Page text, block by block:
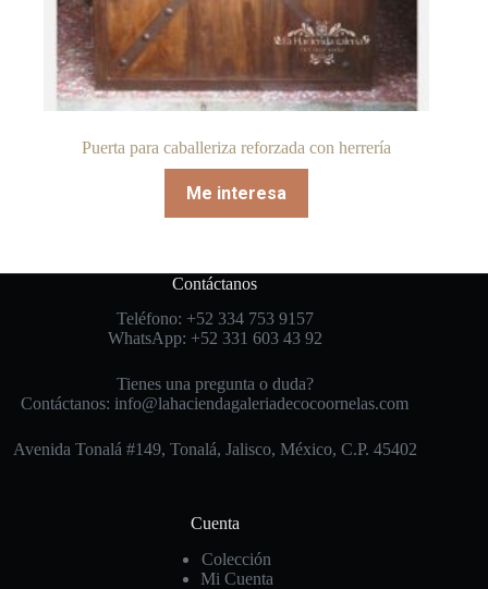
Puerta para caballeriza reforzada con herrería
Me interesa
Contáctanos
Teléfono: +52 334 753 9157
WhatsApp: +52 331 603 43 92
Tienes una pregunta o duda?
Contáctanos: info@lahaciendagaleriadecocoornelas.com
Avenida Tonalá #149, Tonalá, Jalisco, México, C.P. 45402
Cuenta
Colección
Mi Cuenta